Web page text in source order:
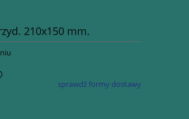
210x150 mm.
sprawdź formy dostawy